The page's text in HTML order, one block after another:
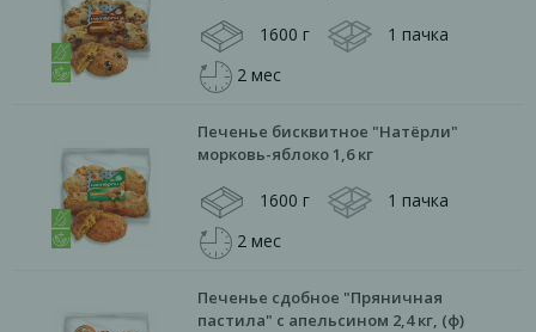
1600 г
1 пачка
2 мес
Печенье бисквитное "Натёрли"
морковь-яблоко 1,6 кг
1600 г
1 пачка
2 мес
Печенье сдобное "Пряничная
пастила" с апельсином 2,4 кг, (ф)